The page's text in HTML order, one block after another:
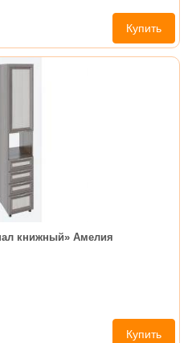
Купить
книжный» Амелия
Купить